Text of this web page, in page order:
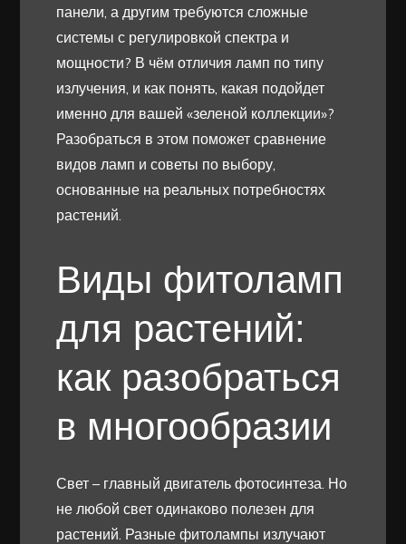
панели, а другим требуются сложные
системы с регулировкой спектра и
мощности? В чём отличия ламп по типу
излучения, и как понять, какая подойдет
именно для вашей «зеленой коллекции»?
Разобраться в этом поможет сравнение
видов ламп и советы по выбору,
основанные на реальных потребностях
растений.
Виды фитоламп
для растений:
как разобраться
в многообразии
Свет – главный двигатель фотосинтеза. Но
не любой свет одинаково полезен для
растений. Разные фитолампы излучают